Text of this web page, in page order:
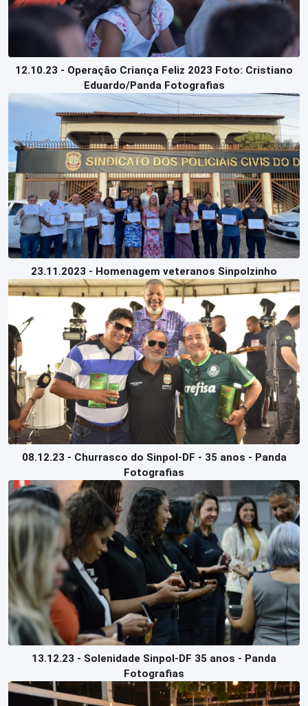
12.10.23 - Operação Criança Feliz 2023 Foto: Cristiano
Eduardo/Panda Fotografias
23.11.2023 - Homenagem veteranos Sinpolzinho
08.12.23 - Churrasco do Sinpol-DF - 35 anos - Panda
Fotografias
13.12.23 - Solenidade Sinpol-DF 35 anos - Panda
Fotografias